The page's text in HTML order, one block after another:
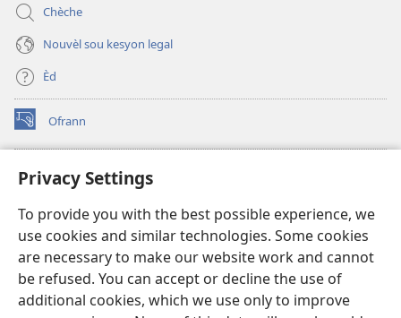
Privacy Settings
To provide you with the best possible experience, we
use cookies and similar technologies. Some cookies
are necessary to make our website work and cannot
be refused. You can accept or decline the use of
additional cookies, which we use only to improve
Chèche
Nouvèl sou kesyon legal
Èd
Ofrann
(opens
new
Bibliyotèk sou Entènèt
(opens
window)JW Hub
(opens
new
window)JW Library
Watchtower Library